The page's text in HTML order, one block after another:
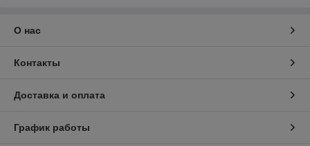
О нас
Контакты
Доставка и оплата
График работы